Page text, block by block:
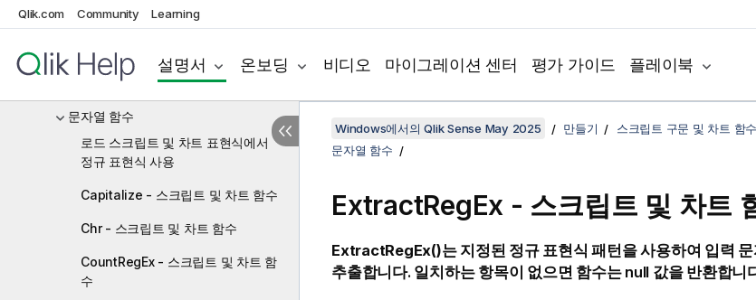
Qlik.com Community Learning
설명서 온보딩 비디오 마이그레이션 센터 평가 가이드 플레이북
범위 함수
관계형 함수
통계 분포 함수
문자열 함수
로드 스크립트 및 차트 표현식에서
정규 표현식 사용
Capitalize - 스크립트 및 차트 함수
Chr - 스크립트 및 차트 함수
CountRegEx - 스크립트 및 차트 함
수
Windows에서의 Qlik Sense May 2025 만들기 스크립트 구문 및 차트 함수
문자열 함수
ExtractRegEx - 스크립트 및 차트
ExtractRegEx()는 지정된 정규 표현식 패턴을 사용하여 입력
추출합니다. 일치하는 항목이 없으면 함수는 null 값을 반환합니